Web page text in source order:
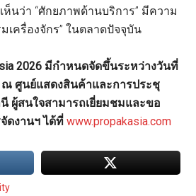
นว่า “ศักยภาพด้านบริการ” มีความ
เครื่องจักร” ในตลาดปัจจุบัน
2026 มีกำหนดจัดขึ้นระหว่างวันที่
ณ ศูนย์แสดงสินค้าและการประชุ
ผู้สนใจสามารถเยี่ยมชมและขอ
ดงานฯ ได้ที่www.propakasia.com